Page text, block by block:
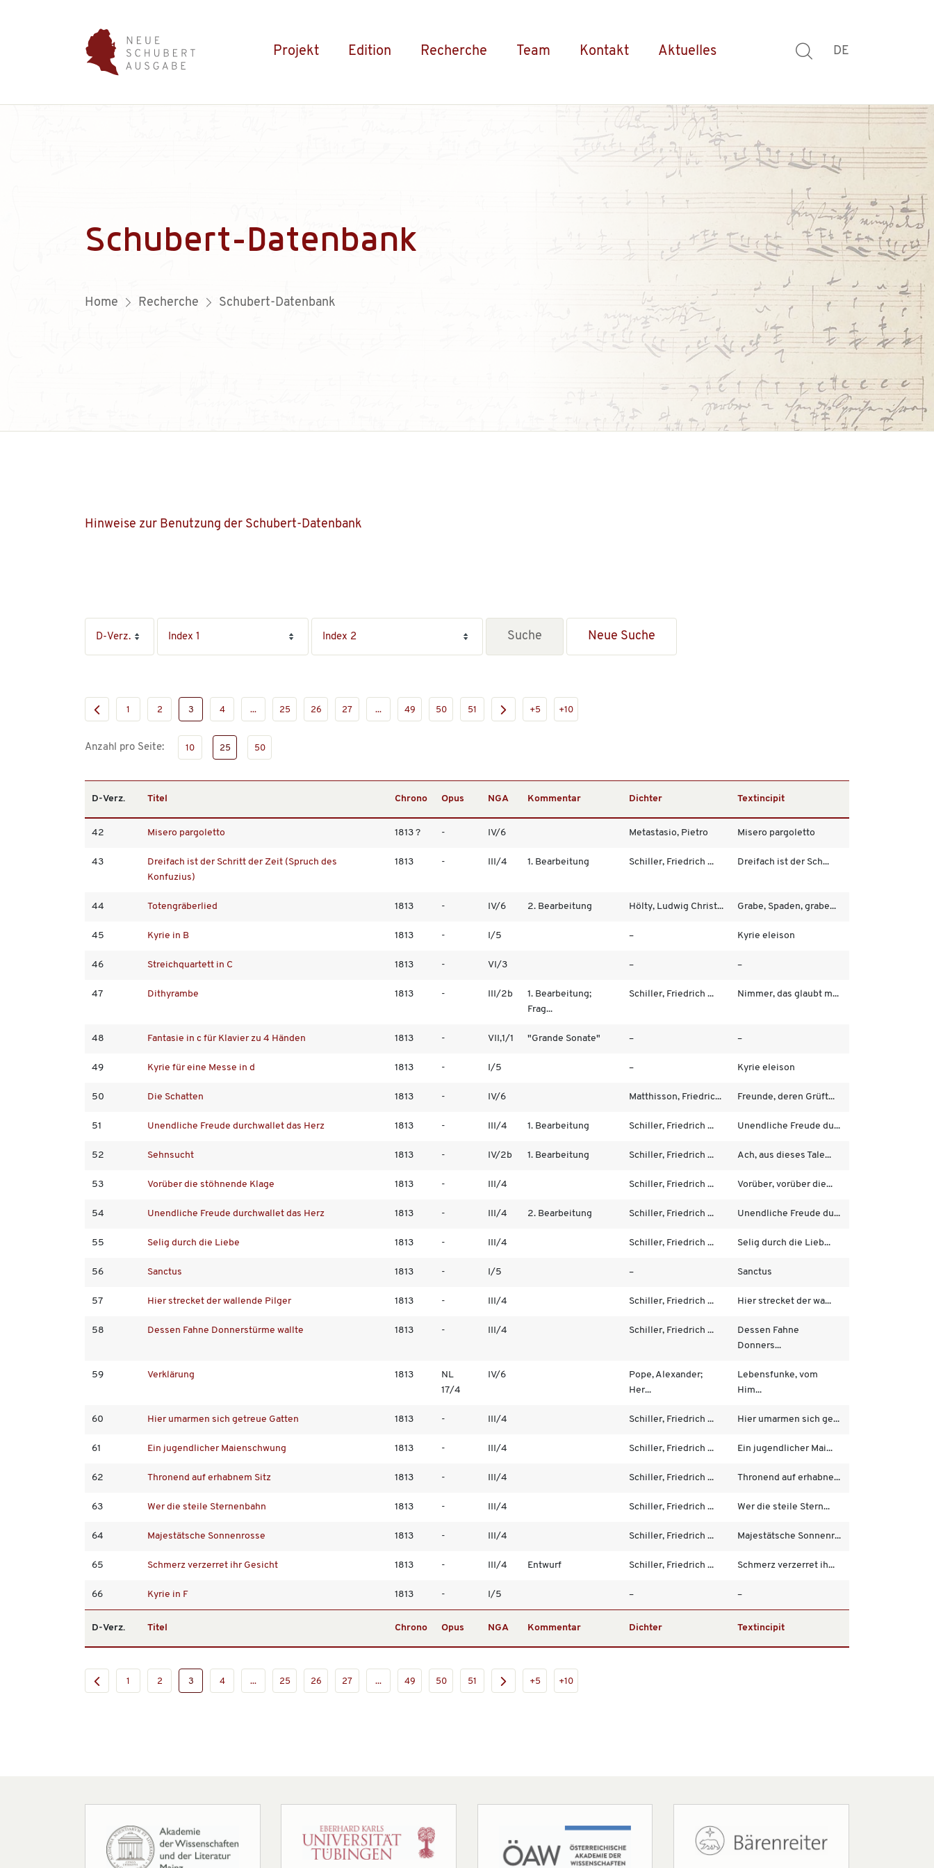
Projekt Edition Recherche Team Kontakt Aktuelles DE
Schubert-Datenbank
Home Recherche Schubert-Datenbank
Hinweise zur Benutzung der Schubert-Datenbank
Neue Suche
1 2 3 4 ... 25 26 27 ... 49 50 51 +5 +10
Anzahl pro Seite: 10 25 50
D-Verz. Titel Chrono Opus NGA Kommentar Dichter Textincipit
42 Misero pargoletto 1813 ? - IV/6 Metastasio, Pietro Misero pargoletto
43
Dreifach ist der Schritt der Zeit (Spruch des
Konfuzius)
1813 - III/4 1. Bearbeitung Schiller, Friedrich ... Dreifach ist der Sch...
44 Totengräberlied 1813 - IV/6 2. Bearbeitung Hölty, Ludwig Christ... Grabe, Spaden, grabe...
45 Kyrie in B 1813 - I/5 – Kyrie eleison
46 Streichquartett in C 1813 - VI/3 – –
47 Dithyrambe 1813 - III/2b
1. Bearbeitung;
Frag...
Schiller, Friedrich ... Nimmer, das glaubt m...
48 Fantasie in c für Klavier zu 4 Händen 1813 - VII,1/1 "Grande Sonate" – –
49 Kyrie für eine Messe in d 1813 - I/5 – Kyrie eleison
50 Die Schatten 1813 - IV/6 Matthisson, Friedric... Freunde, deren Grüft...
51 Unendliche Freude durchwallet das Herz 1813 - III/4 1. Bearbeitung Schiller, Friedrich ... Unendliche Freude du...
52 Sehnsucht 1813 - IV/2b 1. Bearbeitung Schiller, Friedrich ... Ach, aus dieses Tale...
53 Vorüber die stöhnende Klage 1813 - III/4 Schiller, Friedrich ... Vorüber, vorüber die...
54 Unendliche Freude durchwallet das Herz 1813 - III/4 2. Bearbeitung Schiller, Friedrich ... Unendliche Freude du...
55 Selig durch die Liebe 1813 - III/4 Schiller, Friedrich ... Selig durch die Lieb...
56 Sanctus 1813 - I/5 – Sanctus
57 Hier strecket der wallende Pilger 1813 - III/4 Schiller, Friedrich ... Hier strecket der wa...
58 Dessen Fahne Donnerstürme wallte 1813 - III/4 Schiller, Friedrich ...
Dessen Fahne
Donners...
59 Verklärung 1813
NL
17/4
IV/6
Pope, Alexander;
Her...
Lebensfunke, vom
Him...
60 Hier umarmen sich getreue Gatten 1813 - III/4 Schiller, Friedrich ... Hier umarmen sich ge...
61 Ein jugendlicher Maienschwung 1813 - III/4 Schiller, Friedrich ... Ein jugendlicher Mai...
62 Thronend auf erhabnem Sitz 1813 - III/4 Schiller, Friedrich ... Thronend auf erhabne...
63 Wer die steile Sternenbahn 1813 - III/4 Schiller, Friedrich ... Wer die steile Stern...
64 Majestätsche Sonnenrosse 1813 - III/4 Schiller, Friedrich ... Majestätsche Sonnenr...
65 Schmerz verzerret ihr Gesicht 1813 - III/4 Entwurf Schiller, Friedrich ... Schmerz verzerret ih...
66 Kyrie in F 1813 - I/5 – –
D-Verz. Titel Chrono Opus NGA Kommentar Dichter Textincipit
1 2 3 4 ... 25 26 27 ... 49 50 51 +5 +10